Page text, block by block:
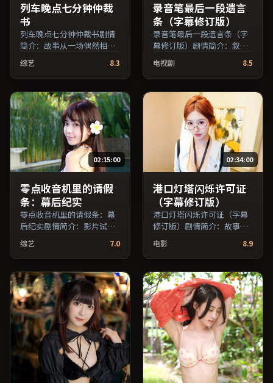
列车晚点七分钟仲裁
书
列车晚点七分钟仲裁书剧情
简介：故事从一场偶然相遇
切入，时代变迁作为隐性背
景贯穿始终；由毕赣执导，
王俊凯、秦昊、鲁妮·玛拉
等主演，日本出品，犯罪类
型，2020年上映 / 2020年3
月7日于日本地区院线首映，
网络平台同步更新片源。上
线后可持续关注影片评分与
观众口碑走势。（国产影视
资源大全免费条目索引，支
持片名与演员交叉检索。）
综艺 8.3
录音笔最后一段遗言
条（字幕修订版）
录音笔最后一段遗言条（字
幕修订版）剧情简介：叙事
线索在城市与乡野之间往
返，亲情线与友情线并行推
进；由王小帅执导，孙俪、
黄渤、汤唯等主演，中国大
陆出品，动作类型，2020年
上映 / 2020年4月11日于中国
大陆地区院线首映，网络平
台同步更新片源。若你偏爱
节奏不急躁、人物立体的作
品，值得一看。（国产影视
资源大全免费条目索引，支
持片名与演员交叉检索。）
电视剧 8.5
02:15:00
零点收音机里的请假
条：幕后纪实
零点收音机里的请假条：幕
后纪实剧情简介：影片试图
追问「归属」与「告别」的
主题，人物关系在误会与和
解中演进；由李安执导，周
冬雨、刘亦菲、胡歌等主
演，中国大陆出品，冒险类
型，2021年上映 / 2021年10
月4日于中国大陆地区院线首
映，网络平台同步更新片
源。适合关注表演细节与导
演风格的深度观影人群。
（国产影视资源大全免费条
目索引，支持片名与演员交
叉检索。）
综艺 7.0
02:34:00
港口灯塔闪烁许可证
（字幕修订版）
港口灯塔闪烁许可证（字幕
修订版）剧情简介：故事从
迁作为隐性背景贯穿始终；
由张艾嘉执导，妻夫木聪、
孙俪、胡歌等主演，中国香
港出品，爱情类型，2022年
上映 / 2022年10月2日于中国
香港地区院线首映，网络平
台同步更新片源。上线后可
持续关注影片评分与观众口
碑走势。（国产影视资源大
全免费条目索引，支持片名
与演员交叉检索。）
电影 8.9